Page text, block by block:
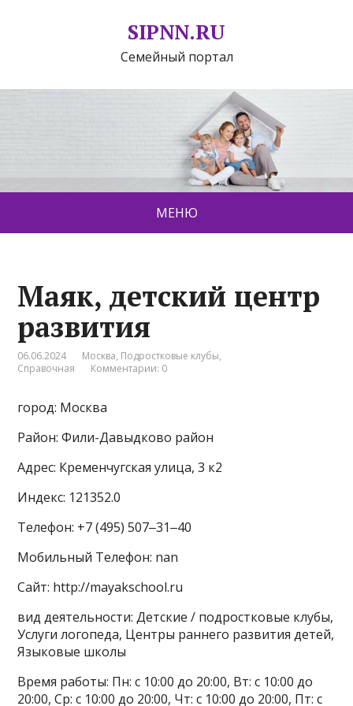
SIPNN.RU
Семейный портал
МЕНЮ
Маяк, детский центр
развития
06.06.2024 Москва, Подростковые клубы,
Справочная
Комментарии: 0
город: Москва
Район: Фили-Давыдково район
Адрес: Кременчугская улица, 3 к2
Индекс: 121352.0
Телефон: +7 (495) 507‒31‒40
Мобильный Телефон: nan
Сайт: http://mayakschool.ru
вид деятельности: Детские / подростковые клубы,
Услуги логопеда, Центры раннего развития детей,
Языковые школы
Время работы: Пн: с 10:00 до 20:00, Вт: с 10:00 до
20:00, Ср: с 10:00 до 20:00, Чт: с 10:00 до 20:00, Пт: с